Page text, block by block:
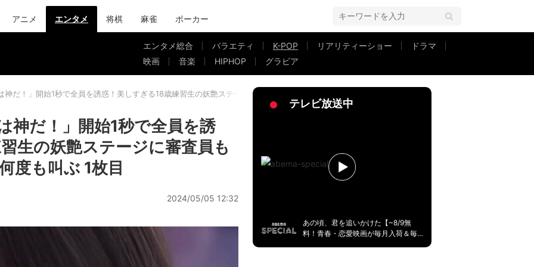
アニメ エンタメ 将棋 麻雀 ポーカー
エンタメ総合 バラエティ K-POP リアリティーショー
ドラマ
映画
音楽 HIPHOP グラビア
神だ！」開始1秒で全員を誘惑！美しすぎる18歳練習生の妖艶ステージに審査員も絶句「本当にきれい」何度も叫ぶ
神だ！」開始1秒で全員を誘
生の妖艶ステージに審査員も
度も叫ぶ 1枚目
2024/05/05 12:32
テレビ放送中
あの頃、君を追いかけた【~8/9無
料！青春・恋愛映画が毎月入荷＆毎